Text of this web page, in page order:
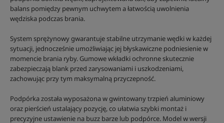
balans pomiędzy pewnym uchwytem a łatwością uwolnienia
wędziska podczas brania.
System sprężynowy gwarantuje stabilne utrzymanie wędki w każdej
sytuacji, jednocześnie umożliwiając jej błyskawiczne podniesienie w
momencie brania ryby. Gumowe wkładki ochronne skutecznie
zabezpieczają blank przed zarysowaniami i uszkodzeniami,
zachowując przy tym maksymalną przyczepność.
Podpórka została wyposażona w gwintowany trzpień aluminiowy
oraz pierścień ustalający pozycję, co ułatwia szybki montaż i
precyzyjne ustawienie na buzz barze lub podpórce. Model w wersji